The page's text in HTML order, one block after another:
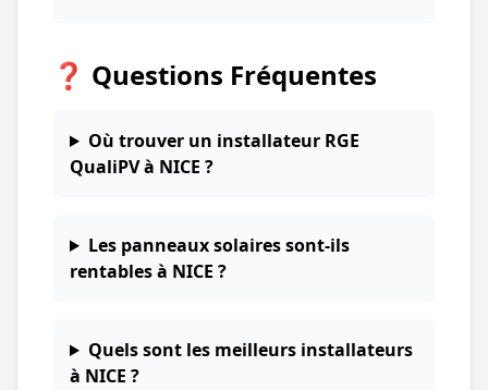
❓ Questions Fréquentes
Où trouver un installateur RGE
QualiPV à NICE ?
Les panneaux solaires sont-ils
rentables à NICE ?
Quels sont les meilleurs installateurs
à NICE ?